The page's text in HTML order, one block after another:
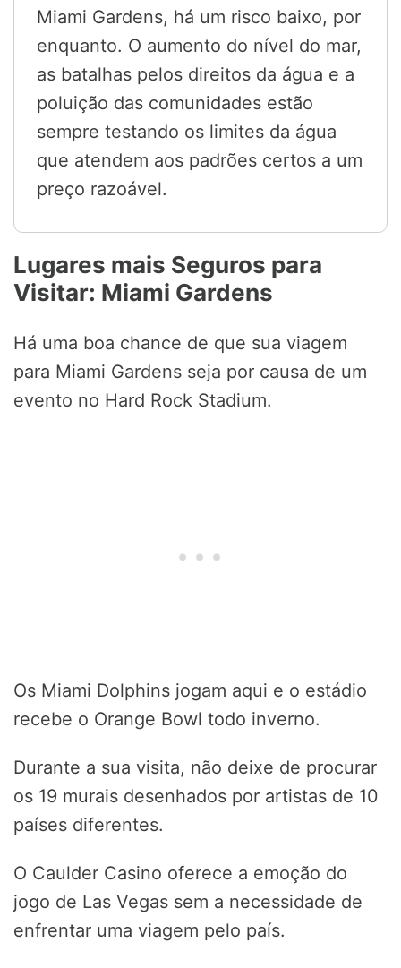
Miami Gardens, há um risco baixo, por
enquanto. O aumento do nível do mar,
as batalhas pelos direitos da água e a
poluição das comunidades estão
sempre testando os limites da água
que atendem aos padrões certos a um
preço razoável.
Lugares mais Seguros para
Visitar: Miami Gardens
Há uma boa chance de que sua viagem
para Miami Gardens seja por causa de um
evento no Hard Rock Stadium.
Os Miami Dolphins jogam aqui e o estádio
recebe o Orange Bowl todo inverno.
Durante a sua visita, não deixe de procurar
os 19 murais desenhados por artistas de 10
países diferentes.
O Caulder Casino oferece a emoção do
jogo de Las Vegas sem a necessidade de
enfrentar uma viagem pelo país.